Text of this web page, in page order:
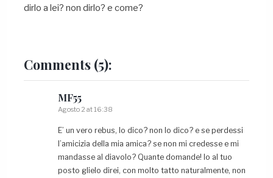
dirlo a lei? non dirlo? e come?
Comments (5):
MF55
Agosto 2 at 16:38
E’ un vero rebus, lo dico? non lo dico? e se perdessi
l’amicizia della mia amica? se non mi credesse e mi
mandasse al diavolo? Quante domande! Io al tuo
posto glielo direi, con molto tatto naturalmente, non